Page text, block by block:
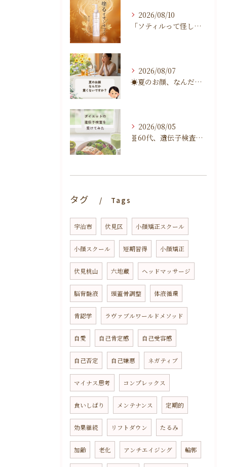
2026/08/10
「ソティルって怪しくないの？」施術で使っている私が正直に答えます。
2026/08/07
☀️夏のお顔、なんだか重くないですか？☀️
2026/08/05
🧬60代、遺伝子検査を受けてみました🧬
タグ Tags
宇治市 伏見区 小顔矯正スクール
小顔スクール 短期習得 小顔矯正
伏見桃山 六地蔵 ヘッドマッサージ
脳脊髄液 頭蓋骨調整 体液循環
肯認学 ラヴァブルワールドメソッド
自愛 自己肯定感 自己受容感
自己否定 自己嫌悪 ネガティブ
マイナス思考 コンプレックス
食いしばり メンテナンス 定期的
効果継続 リフトダウン たるみ
加齢 老化 アンチエイジング 輪郭